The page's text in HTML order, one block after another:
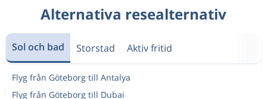
Alternativa resealternativ
Sol och bad Storstad Aktiv fritid
Flyg från Göteborg till Antalya
Flyg från Göteborg till Dubai